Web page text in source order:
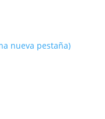
nueva pestaña)